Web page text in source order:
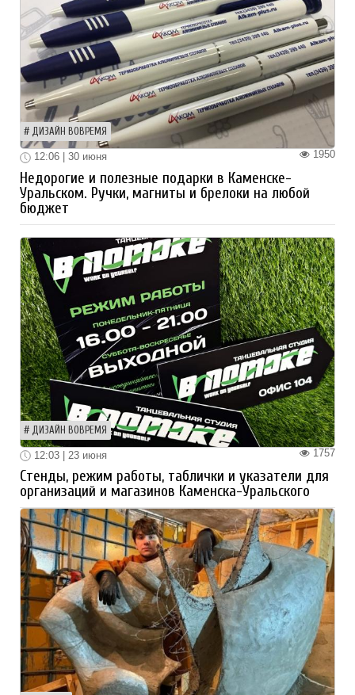
ДИЗАЙН ВОВРЕМЯ
1950
12:06 | 30 июня
Недорогие и полезные подарки в Каменске-
Уральском. Ручки, магниты и брелоки на любой
бюджет
ДИЗАЙН ВОВРЕМЯ
1757
12:03 | 23 июня
Стенды, режим работы, таблички и указатели для
организаций и магазинов Каменска-Уральского